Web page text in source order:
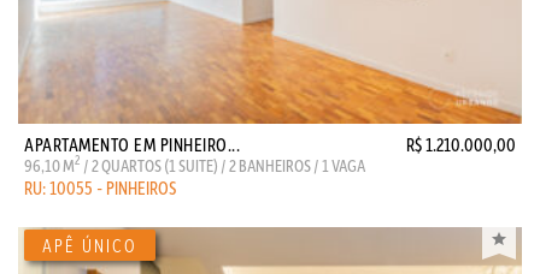
APARTAMENTO EM PINHEIRO... R$ 1.210.000,00
96,10 M2 / 2 QUARTOS (1 SUITE) / 2 BANHEIROS / 1 VAGA
RU: 10055 - PINHEIROS